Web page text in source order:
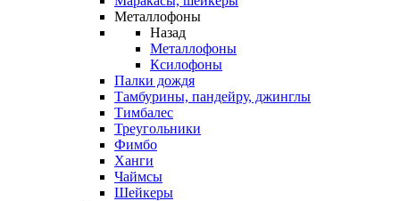
Металлофоны
Назад
Металлофоны
Ксилофоны
Палки дождя
Тамбурины, пандейру, джинглы
Тимбалес
Треугольники
Фимбо
Ханги
Чаймсы
Шейкеры